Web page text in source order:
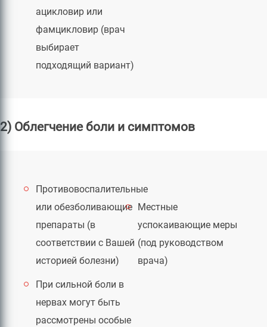
ацикловир или
фамцикловир (врач
выбирает
подходящий вариант)
2) Облегчение боли и симптомов
Противовоспалительные
или обезболивающие
препараты (в
соответствии с Вашей
историей болезни)
Местные
успокаивающие меры
(под руководством
врача)
При сильной боли в
нервах могут быть
рассмотрены особые